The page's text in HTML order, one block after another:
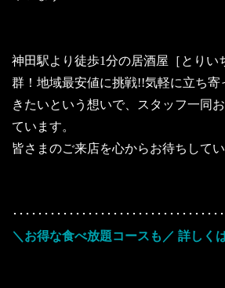
神田駅より徒歩1分の居酒屋［とりい
群！地域最安値に挑戦!!気軽に立ち寄
きたいという想いで、スタッフ一同
ています。
皆さまのご来店を心からお待ちしてい
････････････････････････････････
＼お得な食べ放題コースも／ 詳しく